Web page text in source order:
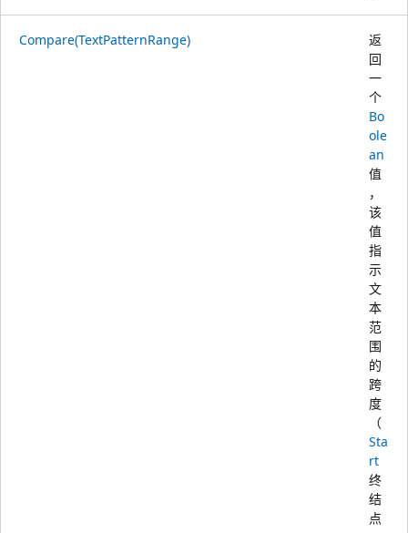
Compare(TextPatternRange)
返
回
一
个
Bo
ole
an
值
，
该
值
指
示
文
本
范
围
的
跨
度
（
Sta
rt
终
结
点